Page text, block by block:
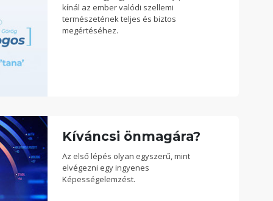
kínál az ember valódi szellemi
természetének teljes és biztos
megértéséhez.
Kíváncsi önmagára?
Az első lépés olyan egyszerű, mint
elvégezni egy ingyenes
Képességelemzést.